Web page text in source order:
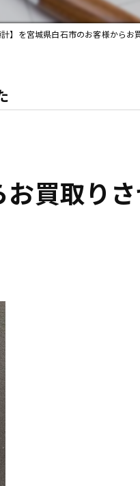
計】を宮城県白石市のお客様から
買取り